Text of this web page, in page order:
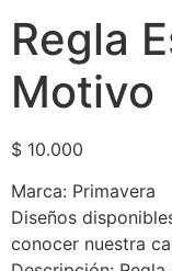
Regla
Motivo
$ 10.000
Marca: Primavera
Diseños
conocer nuestra